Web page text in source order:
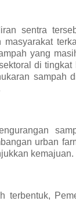
sentra
yang
di tingkat
sampah
urban
kemajuan.
terbentuk,